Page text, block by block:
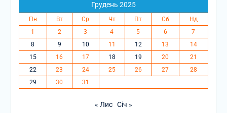
Грудень 2025
Пн Вт Ср Чт Пт Сб
Нд
1
2 3 4 5 6
7
8
9 10 11 12 13
14
15
16 17 18 19 20
21
22
23 24 25 26 27
28
29
30 31
« Лис Січ »